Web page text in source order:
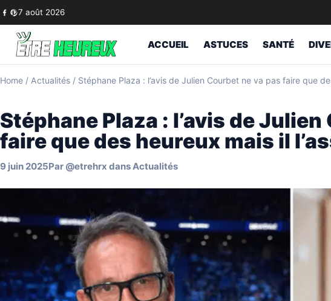
Skip to content
7 août 2026
ACCUEIL ASTUCES SANTÉ
Home / Actualités / Stéphane Plaza : l’avis de Julien Courbet ne va pas faire que
Stéphane Plaza : l’avis de
faire que des heureux mais il
9 juin 2025Par @etrehrx dansActualités